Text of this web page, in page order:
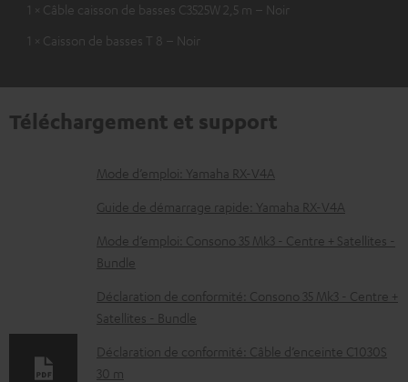
1 × Câble caisson de basses C3525W 2,5 m – Noir
1 × Caisson de basses T 8 – Noir
Téléchargement et support
D
o
u
e
t
Mode d’emploi: Yamaha RX-V4A
Guide de démarrage rapide: Yamaha RX-V4A
Mode d’emploi: Consono 35 Mk3 - Centre + Satellites -
Bundle
Déclaration de conformité: Consono 35 Mk3 - Centre +
Satellites - Bundle
Déclaration de conformité: Câble d’enceinte C1030S
30 m